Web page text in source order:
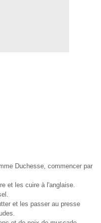
Duchesse, commencer par
et les cuire à l'anglaise.
et les passer au presse